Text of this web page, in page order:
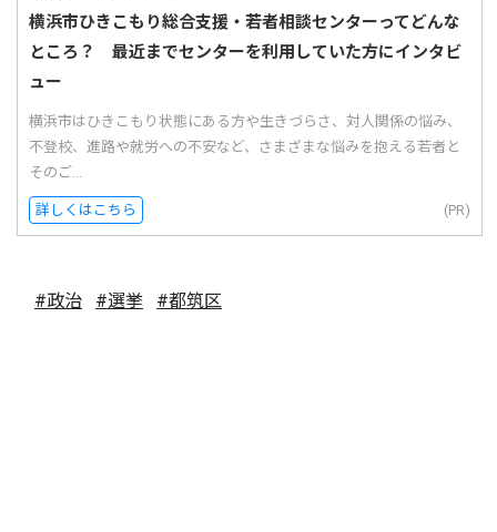
横浜市ひきこもり総合支援・若者相談センターってどんな
ところ？ 最近までセンターを利用していた方にインタビ
ュー
横浜市はひきこもり状態にある方や生きづらさ、対人関係の悩み、
不登校、進路や就労への不安など、さまざまな悩みを抱える若者と
そのご...
詳しくはこちら (PR)
#政治 #選挙 #都筑区